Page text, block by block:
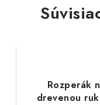
Rozperák
drevenou